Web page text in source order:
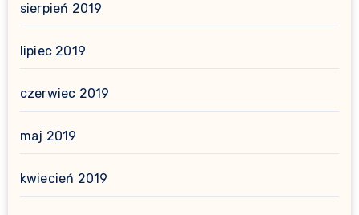
sierpień 2019
lipiec 2019
czerwiec 2019
maj 2019
kwiecień 2019